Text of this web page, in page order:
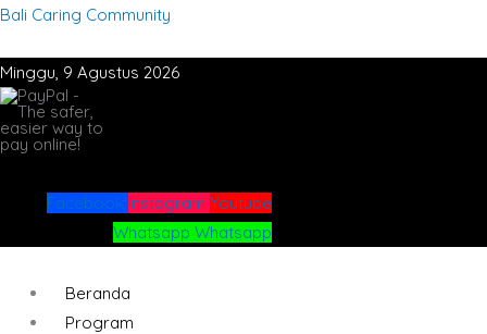
Lewati
konten
Bali Caring Community
Minggu, 9 Agustus 2026
Facebook Instagram Youtube
Whatsapp Whatsapp
Menu
Beranda
Program
Menu